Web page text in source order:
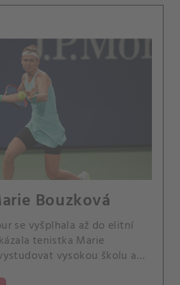
Bouzková
se vyšplhala až do elitní
tenistka Marie
vysokou školu a